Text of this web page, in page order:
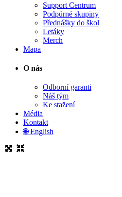
Support Centrum
Podpůrné skupiny
Přednášky do škol
Letáky
Merch
Mapa
O nás
Odborní garanti
Náš tým
Ke stažení
Média
Kontakt
🌐 English